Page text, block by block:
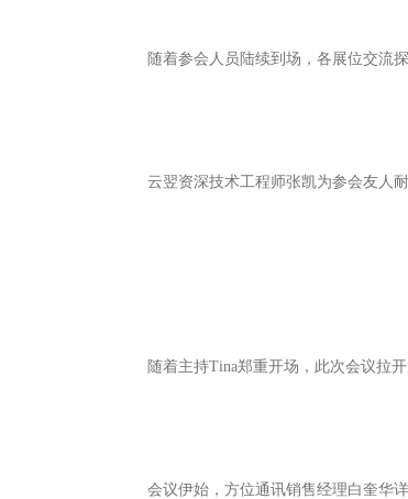
随着参会人员陆续到场，各展位交流
云翌资深技术工程师张凯为参会友人耐
随着主持Tina郑重开场，此次会议拉开
会议伊始，方位通讯销售经理白奎华